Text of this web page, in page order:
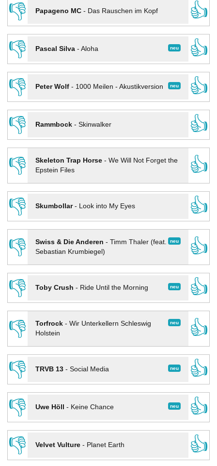
👎
Papageno MC- Das Rauschen im Kopf
👍
👎
neu
Pascal Silva- Aloha
👍
👎
neu
Peter Wolf- 1000 Meilen - Akustikversion
👍
👎
Rammbock- Skinwalker
👍
👎
Skeleton Trap Horse- We Will Not Forget the
Epstein Files
👍
👎
Skumbollar- Look into My Eyes
👍
👎
neu
Swiss & Die Anderen - Timm Thaler (feat.
Sebastian Krumbiegel)
👍
👎
neu
Toby Crush - Ride Until the Morning
👍
👎
neu
Torfrock- Wir Unterkellern Schleswig
Holstein
👍
👎
neu
TRVB 13- Social Media
👍
👎
neu
Uwe Höll - Keine Chance
👍
👎
Velvet Vulture- Planet Earth
👍